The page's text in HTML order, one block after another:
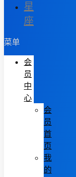
星
座
菜单
会
员
中
心
会
员
首
页
我
的